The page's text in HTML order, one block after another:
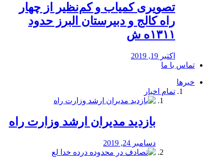
️تصویری کمیاب و کم‌نظیر از چهار
راه كالج و دبيرستان البرز حدود
۱۳۱۱ه ش
اکتبر 19, 2019
تماس با ما
خبرها
تمام اخبار
بازدید مدیران ارشد وزارت راه
دسامبر 24, 2019